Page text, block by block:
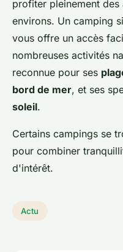
profiter pleinement des
environs. Un camping
vous offre un accès
nombreuses activités
reconnue pour ses
bord de mer, et ses
soleil.
Certains campings se
pour combiner
d'intérêt.
Actu